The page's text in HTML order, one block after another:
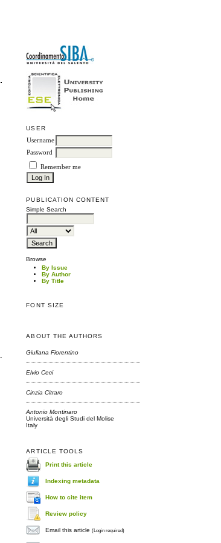
USER
Username
Password
Remember me
PUBLICATION CONTENT
Simple Search
Browse
By Issue
By Author
By Title
FONT SIZE
ABOUT THE AUTHORS
Giuliana Fiorentino
Elvio Ceci
Cinzia Citraro
Antonio Montinaro
Università degli Studi del Molise
Italy
ARTICLE TOOLS
Print this article
Indexing metadata
How to cite item
Review policy
Email this article(Login required)